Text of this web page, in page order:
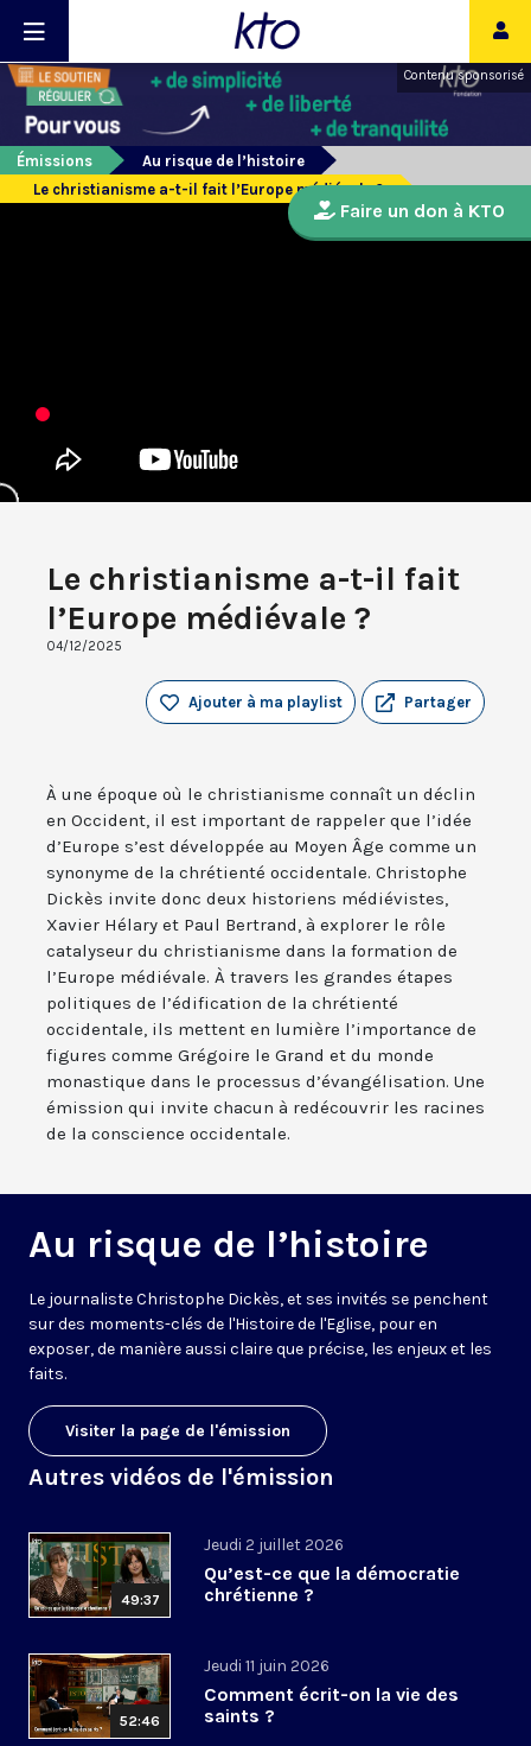
Contenu sponsorisé
Émissions
Au risque de l’histoire
Le christianisme a-t-il fait l’Europe médiévale ?
Le christianisme a-t-il fait
l’Europe médiévale ?
04/12/2025
Partager
Ajouter à ma playlist
À une époque où le christianisme connaît un déclin
en Occident, il est important de rappeler que l’idée
d’Europe s’est développée au Moyen Âge comme un
synonyme de la chrétienté occidentale. Christophe
Dickès invite donc deux historiens médiévistes,
Xavier Hélary et Paul Bertrand, à explorer le rôle
catalyseur du christianisme dans la formation de
l’Europe médiévale. À travers les grandes étapes
politiques de l’édification de la chrétienté
occidentale, ils mettent en lumière l’importance de
figures comme Grégoire le Grand et du monde
monastique dans le processus d’évangélisation. Une
émission qui invite chacun à redécouvrir les racines
de la conscience occidentale.
Au risque de l’histoire
Le journaliste Christophe Dickès, et ses invités se penchent
sur des moments-clés de l'Histoire de l'Eglise, pour en
exposer, de manière aussi claire que précise, les enjeux et les
faits.
Visiter la page de l'émission
Autres vidéos de l'émission
49:37
Jeudi 2 juillet 2026
Qu’est-ce que la démocratie
chrétienne ?
52:46
Jeudi 11 juin 2026
Comment écrit-on la vie des
saints ?
Faire un don à KTO